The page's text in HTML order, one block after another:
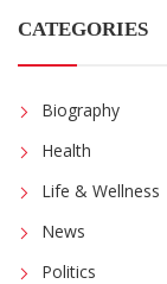
CATEGORIES
Biography
Health
Life & Wellness
News
Politics